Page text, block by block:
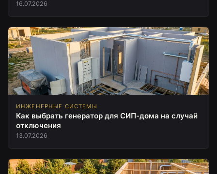
16.07.2026
ИНЖЕНЕРНЫЕ СИСТЕМЫ
Как выбрать генератор для СИП-дома на случай
отключения
13.07.2026